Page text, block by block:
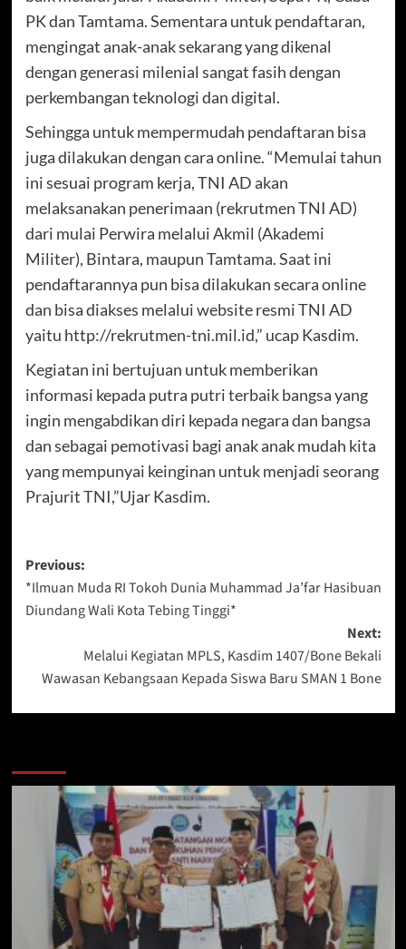
PK dan Tamtama. Sementara untuk pendaftaran,
mengingat anak-anak sekarang yang dikenal
dengan generasi milenial sangat fasih dengan
perkembangan teknologi dan digital.
Sehingga untuk mempermudah pendaftaran bisa
juga dilakukan dengan cara online. “Memulai tahun
ini sesuai program kerja, TNI AD akan
melaksanakan penerimaan (rekrutmen TNI AD)
dari mulai Perwira melalui Akmil (Akademi
Militer), Bintara, maupun Tamtama. Saat ini
pendaftarannya pun bisa dilakukan secara online
dan bisa diakses melalui website resmi TNI AD
yaitu http://rekrutmen-tni.mil.id,” ucap Kasdim.
Kegiatan ini bertujuan untuk memberikan
informasi kepada putra putri terbaik bangsa yang
ingin mengabdikan diri kepada negara dan bangsa
dan sebagai pemotivasi bagi anak anak mudah kita
yang mempunyai keinginan untuk menjadi seorang
Prajurit TNI,”Ujar Kasdim.
Post
navigation
Previous:
*Ilmuan Muda RI Tokoh Dunia Muhammad Ja’far Hasibuan
Diundang Wali Kota Tebing Tinggi*
Next:
Melalui Kegiatan MPLS, Kasdim 1407/Bone Bekali
Wawasan Kebangsaan Kepada Siswa Baru SMAN 1 Bone